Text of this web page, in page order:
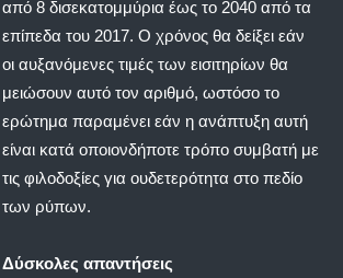
από 8 δισεκατομμύρια έως το 2040 από τα
επίπεδα του 2017. Ο χρόνος θα δείξει εάν
οι αυξανόμενες τιμές των εισιτηρίων θα
μειώσουν αυτό τον αριθμό, ωστόσο το
ερώτημα παραμένει εάν η ανάπτυξη αυτή
είναι κατά οποιονδήποτε τρόπο συμβατή με
τις φιλοδοξίες για ουδετερότητα στο πεδίο
των ρύπων.
Δύσκολες απαντήσεις